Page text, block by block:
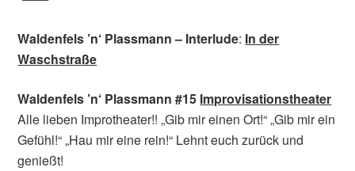
Waldenfels ’n‘ Plassmann – Interlude: In der
Waschstraße
Waldenfels ’n‘ Plassmann #15 Improvisationstheater
Alle lieben Improtheater!! „Gib mir einen Ort!“ „Gib mir ein
Gefühl!“ „Hau mir eine rein!“ Lehnt euch zurück und
genießt!